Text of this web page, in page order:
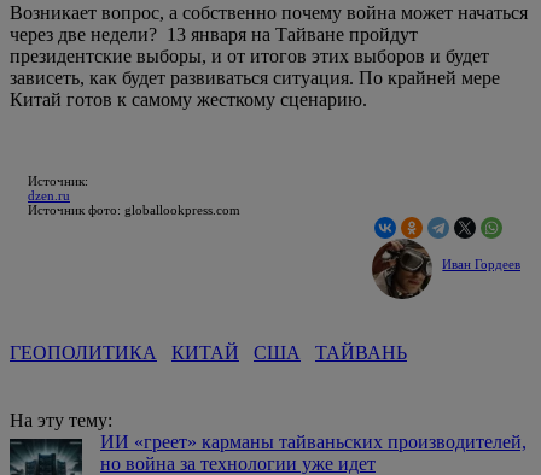
Возникает вопрос, а собственно почему война может начаться
через две недели? 13 января на Тайване пройдут
президентские выборы, и от итогов этих выборов и будет
зависеть, как будет развиваться ситуация. По крайней мере
Китай готов к самому жесткому сценарию.
Источник:
dzen.ru
Источник фото: globallookpress.com
Иван Гордеев
ГЕОПОЛИТИКА КИТАЙ США ТАЙВАНЬ
На эту тему:
ИИ «греет» карманы тайваньских производителей,
но война за технологии уже идет